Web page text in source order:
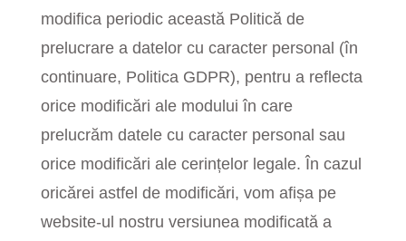
modifica periodic această Politică de
prelucrare a datelor cu caracter personal (în
continuare, Politica GDPR), pentru a reflecta
orice modificări ale modului în care
prelucrăm datele cu caracter personal sau
orice modificări ale cerințelor legale. În cazul
oricărei astfel de modificări, vom afișa pe
website-ul nostru versiunea modificată a